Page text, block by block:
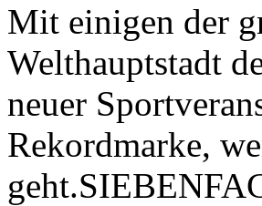
Mit einigen der
Welthauptstadt
neuer
Rekordmarke,